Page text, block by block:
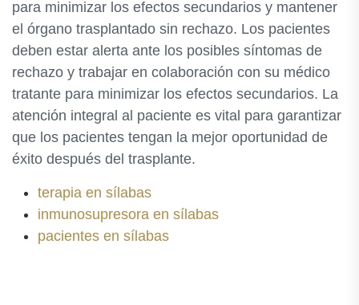
para minimizar los efectos secundarios y mantener
el órgano trasplantado sin rechazo. Los pacientes
deben estar alerta ante los posibles síntomas de
rechazo y trabajar en colaboración con su médico
tratante para minimizar los efectos secundarios. La
atención integral al paciente es vital para garantizar
que los pacientes tengan la mejor oportunidad de
éxito después del trasplante.
terapia en sílabas
inmunosupresora en sílabas
pacientes en sílabas